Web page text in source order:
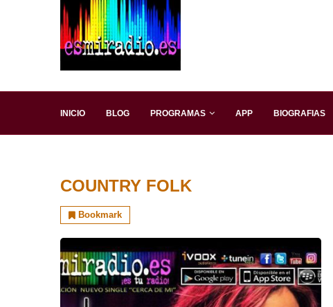
INICIO BLOG PROGRAMAS APP BIOGRAFIAS
COUNTRY FOLK
Bookmark